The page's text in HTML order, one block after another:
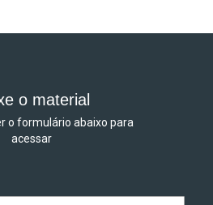
o material
o formulário abaixo para
acessar